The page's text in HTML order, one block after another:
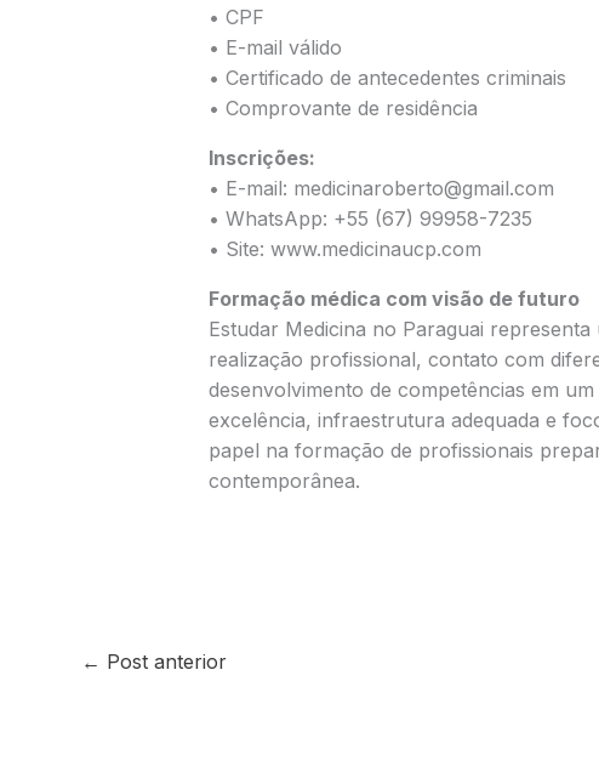
• CPF
• E-mail válido
• Certificado de antecedentes criminais
• Comprovante de residência
Inscrições:
• E-mail: medicinaroberto@gmail.com
• WhatsApp: +55 (67) 99958-7235
• Site: www.medicinaucp.com
Formação médica com visão de futuro
Estudar Medicina no Paraguai
realização profissional, contato com
desenvolvimento de competências em
excelência, infraestrutura adequada e
papel na formação de profissionais
contemporânea.
← Post anterior